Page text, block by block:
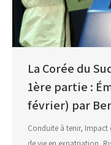
La Corée du
1ère partie :
février) par
Conduite à tenir, Impact